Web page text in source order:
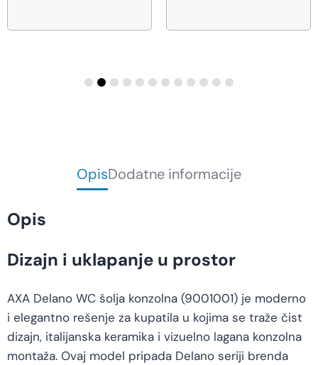
OpisDodatne informacije
Opis
Dizajn i uklapanje u prostor
AXA Delano WC šolja konzolna (9001001) je moderno
i elegantno rešenje za kupatila u kojima se traže čist
dizajn, italijanska keramika i vizuelno lagana konzolna
montaža. Ovaj model pripada Delano seriji brenda